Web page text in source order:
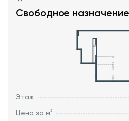
Свободное назначение
Этаж
Цена за м2